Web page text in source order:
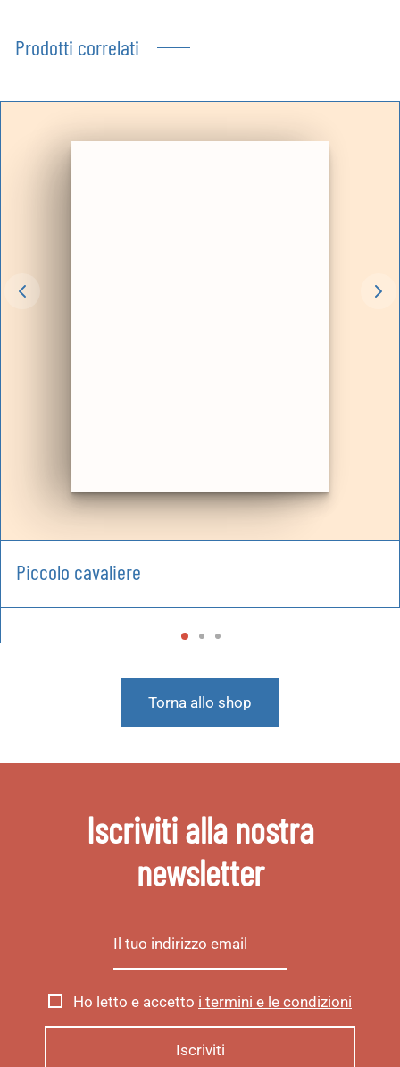
Prodotti correlati
Piccolo cavaliere
Torna allo shop
Iscriviti alla nostra
newsletter
Ho letto e accetto i termini e le condizioni